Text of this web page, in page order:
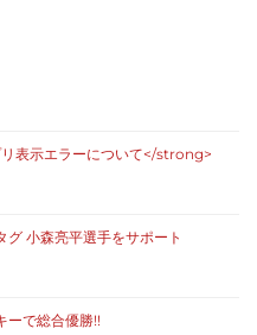
表示エラーについて</strong>
小森亮平選手をサポート
ーで総合優勝!!